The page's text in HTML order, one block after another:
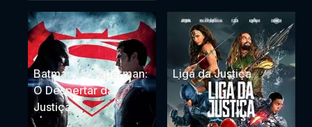
Batman Vs Superman:
O Despertar da
Justiça
Liga da Justiça